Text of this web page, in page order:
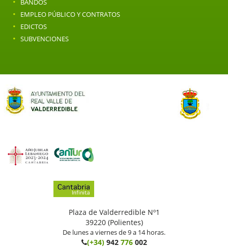
BANDOS
· EMPLEO PÚBLICO Y CONTRATOS
· EDICTOS
· SUBVENCIONES
Plaza de Valderredible Nº1
39220 (Polientes)
De lunes a viernes de 9 a 14 horas.
(+34)942776002